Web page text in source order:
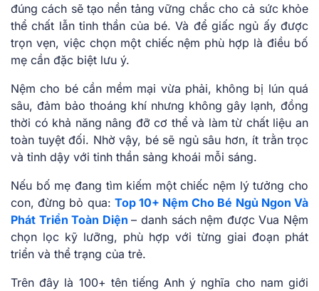
đúng cách sẽ tạo nền tảng vững chắc cho cả sức khỏe
thể chất lẫn tinh thần của bé. Và để giấc ngủ ấy được
trọn vẹn, việc chọn một chiếc nệm phù hợp là điều bố
mẹ cần đặc biệt lưu ý.
Nệm cho bé cần mềm mại vừa phải, không bị lún quá
sâu, đảm bảo thoáng khí nhưng không gây lạnh, đồng
thời có khả năng nâng đỡ cơ thể và làm từ chất liệu an
toàn tuyệt đối. Nhờ vậy, bé sẽ ngủ sâu hơn, ít trằn trọc
và tỉnh dậy với tinh thần sảng khoái mỗi sáng.
Nếu bố mẹ đang tìm kiếm một chiếc nệm lý tưởng cho
con, đừng bỏ qua: Top 10+ Nệm Cho Bé Ngủ Ngon Và
Phát Triển Toàn Diện – danh sách nệm được Vua Nệm
chọn lọc kỹ lưỡng, phù hợp với từng giai đoạn phát
triển và thể trạng của trẻ.
Trên đây là 100+ tên tiếng Anh ý nghĩa cho nam giới